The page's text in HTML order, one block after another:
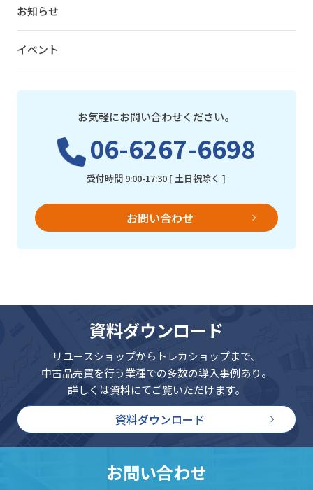
お知らせ
イベント
お気軽にお問い合わせください。
06-6267-6698
受付時間 9:00-17:30 [ 土日祝除く ]
お問い合わせ
資料ダウンロード
リユースショップからトレカショップまで、
中古品売買を行う業種での多数の導入事例あり。
詳しくは資料にてご覧いただけます。
資料ダウンロード
お問い合わせ